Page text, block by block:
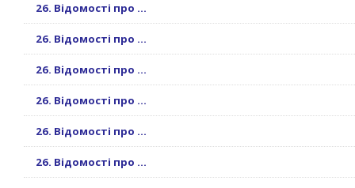
26. Відомості про ...
26. Відомості про ...
26. Відомості про ...
26. Відомості про ...
26. Відомості про ...
26. Відомості про ...